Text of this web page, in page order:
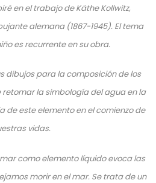
en el trabajo de Käthe Kollwitz,
alemana (1867-1945). El tema
es recurrente en su obra.
dibujos para la composición de los
retomar la simbología del agua en la
este elemento en el comienzo de
vidas.
como elemento líquido evoca las
morir en el mar. Se trata de un